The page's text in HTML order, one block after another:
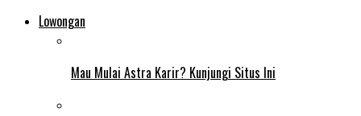
Lowongan
Mau Mulai Astra Karir? Kunjungi Situs Ini